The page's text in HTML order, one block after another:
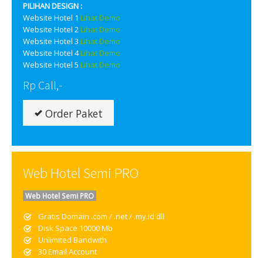
PILIHAN DESIGN :
Website Hotel 1 Lihat Demo
Website Hotel 2Lihat Demo
Website Hotel 3 Lihat Demo
Website Hotel 4Lihat Demo
Website Hotel 5 Lihat Demo
Rp Call,-
Order Paket
Web Hotel Semi PRO
Web Hotel Semi PRO
Gratis Domain .com / .net / .my.id dll
Disk Space 10000 Mb
Unlimited Bandwith
30 Email Account